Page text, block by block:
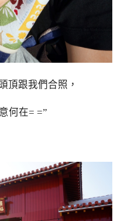
頂跟我們合照，
何在= =”